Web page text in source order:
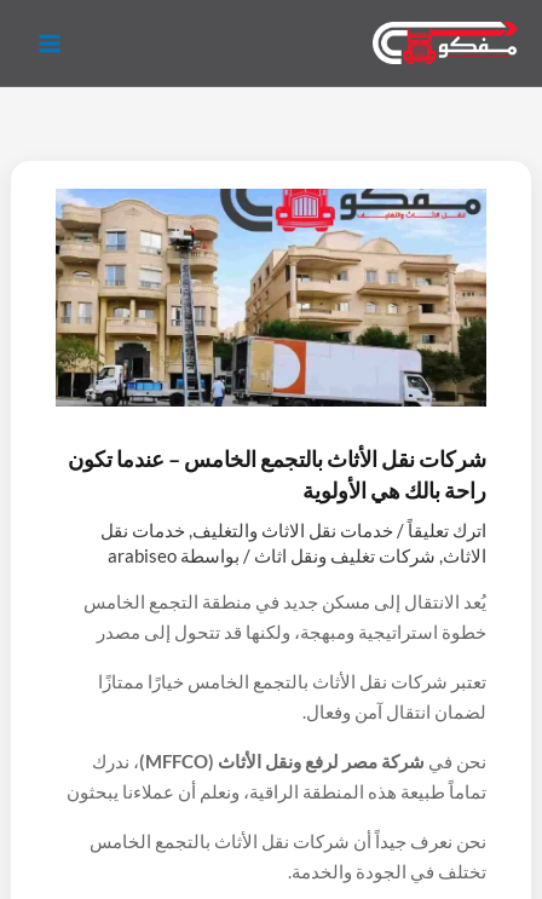
شركات نقل الأثاث بالتجمع الخامس – عندما تكون
راحة بالك هي الأولوية
اترك تعليقاً/ خدمات نقل الاثاث والتغليف خدمات نقل
الاثاث شركات تغليف ونقل اثاث / بواسطة arabiseo
يُعد الانتقال إلى مسكن جديد في منطقة التجمع الخامس
خطوة استراتيجية ومبهجة، ولكنها قد تتحول إلى مصدر
شركات نقل الأثاث بالتجمع الخامسيتطلب دقة في
الاختيار، فالأمر لا يتعلق بمجرد نقل أغراض من مكان لآخر،
بل يتعلق بالأمان، الدقة، والحفاظ على المقتنيات الثمينة
التي تعكس ذوقك الرفيع.
تعتبر شركات نقل الأثاث بالتجمع الخامس خيارًا ممتازًا
لضمان انتقال آمن وفعال.
نحن في شركة مصر لرفع ونقل الأثاث (MFFCO)
، ندرك
تماماً طبيعة هذه المنطقة الراقية، ونعلم أن عملاءنا يبحثون
التامة.
نحن نعرف جيداً أن شركات نقل الأثاث بالتجمع الخامس
تختلف في الجودة والخدمة.